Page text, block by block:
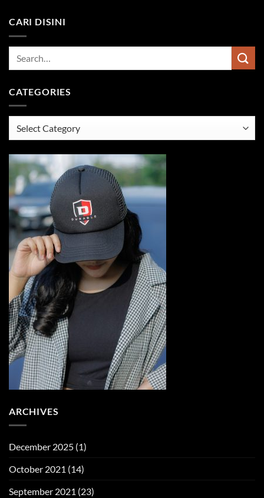
CARI DISINI
CATEGORIES
ARCHIVES
December 2025 (1)
October 2021 (14)
September 2021 (23)